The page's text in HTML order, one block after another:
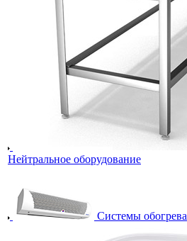
Нейтральное оборудование
Системы обогрева